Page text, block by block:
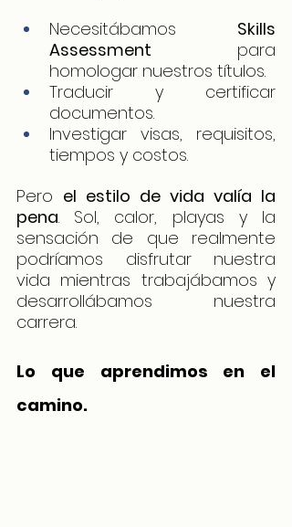
Necesitábamos Skills
Assessment para
homologar nuestros títulos.
Traducir y certificar
documentos.
Investigar visas, requisitos,
tiempos y costos.
Pero el estilo de vida valía la
pena. Sol, calor, playas y la
sensación de que realmente
podríamos disfrutar nuestra
vida mientras trabajábamos y
desarrollábamos nuestra
carrera.
Lo que aprendimos en el
camino.